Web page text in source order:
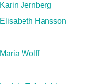
Karin Jernberg
Elisabeth Hansson
Maria Wolff